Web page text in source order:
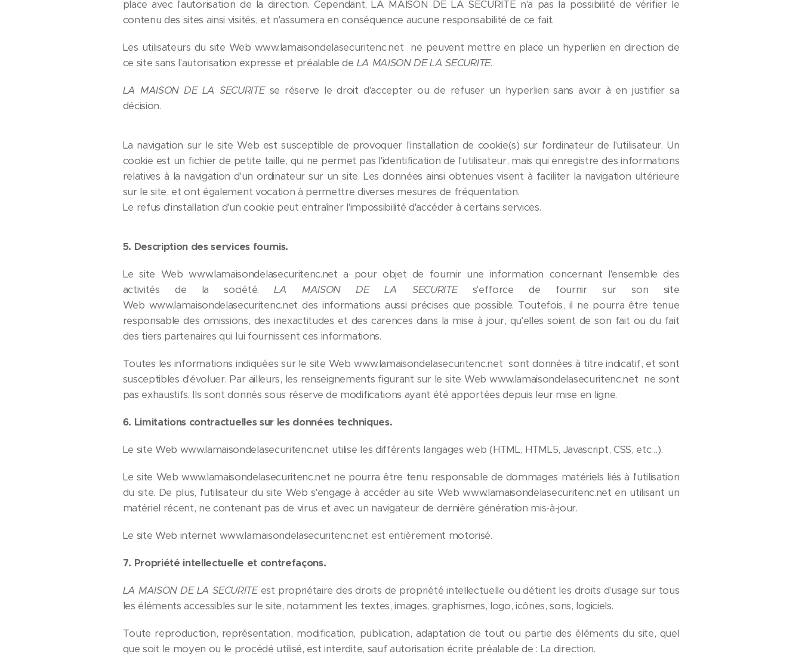
place avec l'autorisation de la direction. Cependant, LA MAISON DE LA SECURITE n'a pas la possibilité de vérifier le
contenu des sites ainsi visités, et n'assumera en conséquence aucune responsabilité de ce fait.
Les utilisateurs du site Web www.lamaisondelasecuritenc.net ne peuvent mettre en place un hyperlien en direction de
ce site sans l'autorisation expresse et préalable de LA MAISON DE LA SECURITE.
LA MAISON DE LA SECURITE se réserve le droit d'accepter ou de refuser un hyperlien sans avoir à en justifier sa
décision.
La navigation sur le site Web est susceptible de provoquer l'installation de cookie(s) sur l'ordinateur de l'utilisateur. Un
cookie est un fichier de petite taille, qui ne permet pas l'identification de l'utilisateur, mais qui enregistre des informations
relatives à la navigation d'un ordinateur sur un site. Les données ainsi obtenues visent à faciliter la navigation ultérieure
sur le site, et ont également vocation à permettre diverses mesures de fréquentation.
Le refus d'installation d'un cookie peut entraîner l'impossibilité d'accéder à certains services.
5. Description des services fournis.
Le site Web www.lamaisondelasecuritenc.net a pour objet de fournir une information concernant l'ensemble des
activités de la société.LA MAISON DE LA SECURITE s'efforce de fournir sur son site
Web www.lamaisondelasecuritenc.net des informations aussi précises que possible. Toutefois, il ne pourra être tenue
responsable des omissions, des inexactitudes et des carences dans la mise à jour, qu'elles soient de son fait ou du fait
des tiers partenaires qui lui fournissent ces informations.
Toutes les informations indiquées sur le site Web www.lamaisondelasecuritenc.net sont données à titre indicatif, et sont
susceptibles d'évoluer. Par ailleurs, les renseignements figurant sur le site Web www.lamaisondelasecuritenc.net ne sont
pas exhaustifs. Ils sont donnés sous réserve de modifications ayant été apportées depuis leur mise en ligne.
6. Limitations contractuelles sur les données techniques.
Le site Web www.lamaisondelasecuritenc.net utilise les différents langages web (HTML, HTML5, Javascript, CSS, etc…).
Le site Web www.lamaisondelasecuritenc.net ne pourra être tenu responsable de dommages matériels liés à l'utilisation
du site. De plus, l'utilisateur du site Web s'engage à accéder au site Web www.lamaisondelasecuritenc.net en utilisant un
matériel récent, ne contenant pas de virus et avec un navigateur de dernière génération mis-à-jour.
Le site Web internet www.lamaisondelasecuritenc.net est entièrement motorisé.
7. Propriété intellectuelle et contrefaçons.
LA MAISON DE LA SECURITE est propriétaire des droits de propriété intellectuelle ou détient les droits d'usage sur tous
les éléments accessibles sur le site, notamment les textes, images, graphismes, logo, icônes, sons, logiciels.
Toute reproduction, représentation, modification, publication, adaptation de tout ou partie des éléments du site, quel
que soit le moyen ou le procédé utilisé, est interdite, sauf autorisation écrite préalable de : La direction.